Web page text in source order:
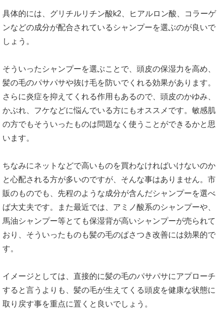
具体的には、グリチルリチン酸k2、ヒアルロン酸、コラーゲ
ンなどの成分が配合されているシャンプーを選ぶのが良いで
しょう。
そういったシャンプーを選ぶことで、頭皮の保湿力を高め、
髪の毛のパサパサや抜け毛を防いでくれる効果があります。
さらに炎症を抑えてくれる作用もあるので、頭皮のかゆみ、
かぶれ、フケなどに悩んでいる方にもオススメです。敏感肌
の方でもそういったものは問題なく使うことができるかと思
います。
ちなみにネットなどで高いものを買わなければいけないのか
と心配される方が多いのですが、そんな事はありません。市
販のものでも、先程のような成分が含んだシャンプーを選べ
ば大丈夫です。また最近では、アミノ酸系のシャンプーや、
馬油シャンプー等とても保湿背が高いシャンプーが売られて
おり、そういったものも髪の毛のぱさつき改善には効果的で
す。
イメージとしては、直接的に髪の毛のパサパサにアプローチ
すると言うよりも、髪の毛が生えてくる頭皮を健康な状態に
取り戻す事を重点に置くと良いでしょう。